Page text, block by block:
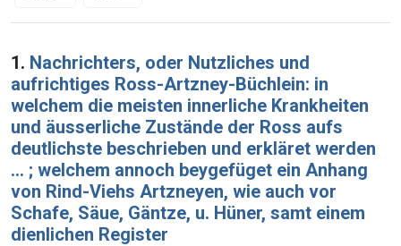
Search Results
1. Nachrichters, oder Nutzliches und
aufrichtiges Ross-Artzney-Büchlein: in
welchem die meisten innerliche Krankheiten
und äusserliche Zustände der Ross aufs
deutlichste beschrieben und erkläret werden
... ; welchem annoch beygefüget ein Anhang
von Rind-Viehs Artzneyen, wie auch vor
Schafe, Säue, Gäntze, u. Hüner, samt einem
dienlichen Register